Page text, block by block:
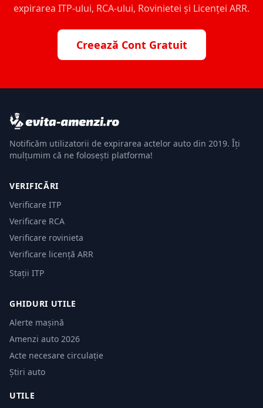
expirarea ITP-ului, RCA-ului, Rovinietei și Licenței ARR.
Creează Cont Gratuit
Notificăm utilizatorii de expirarea actelor auto din 2019. Îți
mulțumim că ne folosești platforma!
VERIFICĂRI
Verificare ITP
Verificare RCA
Verificare rovinieta
Verificare licență ARR
Stații ITP
GHIDURI UTILE
Alerte mașină
Amenzi auto 2026
Acte necesare circulație
Știri auto
UTILE